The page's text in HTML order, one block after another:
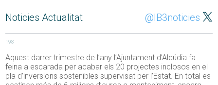
Noticies Actualitat @IB3noticies
198
Aquest darrer trimestre de l’any l’Ajuntament d’Alcúdia fa
feina a escarada per acabar els 20 projectes inclosos en el
pla d’inversions sostenibles supervisat per l’Estat. En total es